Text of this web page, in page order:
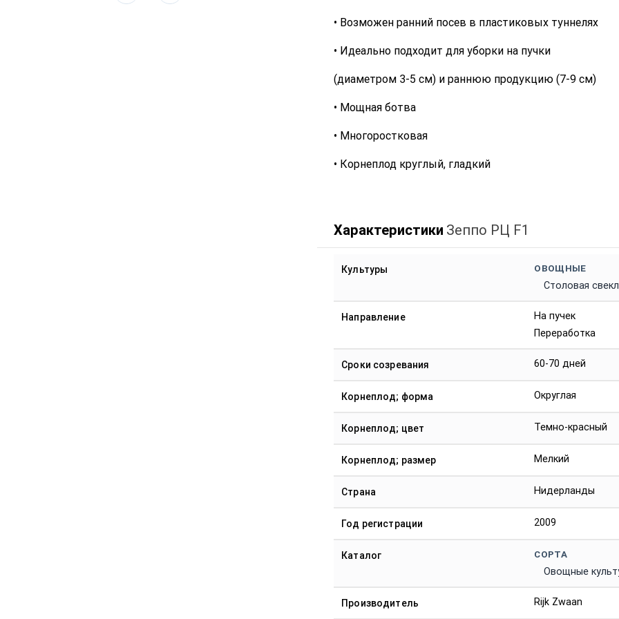
• Возможен ранний посев в пластиковых туннелях
• Идеально подходит для уборки на пучки
(диаметром 3-5 см) и раннюю продукцию (7-9 см)
• Мощная ботва
• Многоростковая
• Корнеплод круглый, гладкий
Характеристики Зеппо РЦ F1
Культуры ОВОЩНЫЕ
Столовая
Направление
На пучек
Переработка
Сроки созревания 60-70 дней
Корнеплод; форма Округлая
Корнеплод; цвет Темно-красный
Корнеплод; размер Мелкий
Страна Нидерланды
Год регистрации 2009
Каталог СОРТА
Овощные
Производитель Rijk Zwaan